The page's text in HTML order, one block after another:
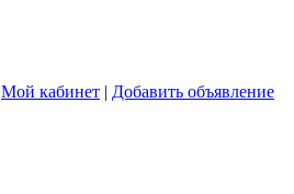
Мой кабинет | Добавить объявление